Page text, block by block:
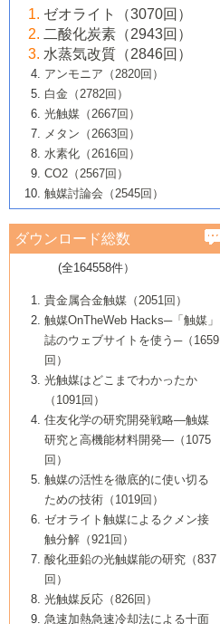
大学：オンライン・対面開催）
6号 メタン転換技術の最新動向
B号 第125回触媒討論会（2020年・工学
院大学）
5号 固体触媒による含窒素有機化合物変
換の最前線
6号 貴金属使用量低減に向けた自動車排
ガス浄化触媒の開発
B号 第123回触媒討論会（2019年・大阪
B号 第121回触媒討論会（2018年・東京
大学）
5号 水素のふるまいを解き明かす最先端
研究
6号 低級アルカンの有効利用のための触
媒技術
B号 第119回触媒討論会（2017年・首都
大学東京）
媒技術
3号 触媒研究の最先端～とびたて若き研究
者たち～（1）
4号 触媒研究の最先端～とびたて若き研究
者たち～（2）
5号 触媒研究の最先端～とびたて若き研究
者たち～（3）
6号 イオニクス材料と燃料電池・電解合成
の最新の研究動向
B号 第117回触媒討論会（2016年・大阪府
立大学）
2号 石油精製用触媒の最近の進展
3号 固体酸化物形燃料電池（SOFC）におけ
るアノード触媒上での燃料直接改質技術
4号 コアシェル構造の制御による触媒機能
5号 工業触媒およびその周辺技術の最近の
進歩
6号 ナノシート
B号 第115回触媒討論会（2015年・成蹊大
2号 光触媒反応機構に関する最新の研究動
向
開発動向
4号 人工光合成に向けた近年のアプローチ
5号 未利用熱エネルギーの有効活用に貢献
する触媒技術
6号 ポリオキソメタレート
B号 第113回触媒討論会（2014年・ロワジ
ールホテル豊橋）
1号 高耐久性燃料電池システム用触媒にお
ける新展開
2号 リビングラジカル重合の最近の動向
3号 天然ガスの化学工業的展開に関する触
媒技術
4号 貴金属触媒の精密構造制御とその活用
5号 バイオマス化成品製造のための固体触
6号 ナノ空間─吸着状態解析から新機能開拓
B号 第111回触媒討論会（2013年・関西大
▼54巻（2012年）
1号 規則性多孔体の利用技術における最近
の進歩
2号 第109回触媒討論会
3号 貴金属低減技術の最新動向
4号 貴金属代替技術の最新動向
5号 光触媒による物質変換反応の新展開
6号 グラフェン
7号 水素を利用する化成品合成の新潮流
▼53巻（2011年）
1号 金属学から見る合金触媒の新展開
2号 第107回触媒討論会
3号 触媒のその場観察法の進歩（１）
4号 触媒のその場観察法の進歩（２）
5号 不活性結合の触媒的活性化による有機
合成
6号 新しい固体酸触媒技術
7号 ゼオライト合成における最近の進歩
▼52巻（2010年）
1号 触媒の劣化対策と長寿命触媒開発
2号 第105回触媒討論会
3号 ナノ構造が拓く新機能
4号 活性サイトおよびその環境の精密な設
計による触媒の高機能化
5号 触媒を有効に使うための技術
7号 有機分子触媒による精密有機合成
8号 高機能化ポリオレフィンに向けた重合
触媒の最近の進展
1号 炭素材料－熱い注目を集める材料－
2号 第103回触媒討論会
3号 環境浄化用光触媒の現状と課題
4号 水素社会の実現に向けた水素製造・貯
蔵技術の進歩
5号 CO2が関わる触媒・材料
7号 持続可能社会実現のための触媒および
触媒関連技術
▼50巻（2008年）
1号 触媒化学と学会のこの10年，半世紀，
そして未来
2号 第101回触媒討論会
4号 錯体を利用したユニークな表面構造の
構築と機能
5号 若手会員による触媒研究の未来展望1：
企業編
6号 第102回触媒討論会
7号 触媒・化学反応における計算化学の進
8号 若手研究者による触媒研究の未来展望
2：大学・研究所編
▼49巻（2007年）
1号 含フッ素化合物の合成と触媒
2号 第99回触媒討論会
3号 実用的ファインケミカル合成プロセス
を実現する触媒
5号 こんな物質，あんな物質―新たな触媒
の可能性―
7号 『結晶の化学』を活かした触媒研究
8号 イオン液体の応用
▼48巻（2006年）
1号 固体酸触媒の最近の進歩
2号 第97回触媒討論会
3号 リビング重合触媒の最近の展開
5号 水素製造・貯蔵のための触媒技術の新
しい展開
6号 第98回触媒討論会
7号 基礎化学品製造の触媒技術
8号 多機能型リアクター
1号 最近の触媒担体とその効果
2号 第95回触媒討論会
4号 水分解用光触媒材料
5号 時間分解分光の進歩と応用
6号 第96回触媒討論会
8号 超臨界流体を用いた化学プロセスの新
▼46巻（2004年）
1号 部分酸化反応触媒の最前線
2号 第93回触媒討論会
3号 特殊エネルギー場の触媒反応
4号 生体内における金属の触媒作用
5号 ファインケミカルズの展開に寄与する
6号 第94回触媒討論会
7号 サブナノレベルでみた新しい表面現象
8号 オレフィン重合触媒の新たな展
▼45巻（2003年）
1号 なぜこの触媒が良いのか？
2号 第91回触媒討論会
3号 最近の自動車排ガス処理技術
4号 触媒研究の現状と将来─第90回触媒討論
5号 基礎化学品製造の触媒技術
6号 第92回触媒討論会
7号 基礎化学品製造の触媒技術
8号 資源の循環と触媒技術
▼44巻（2002年）
1号 高次制御された触媒の化学
2号 第89回触媒討論会
3号 触媒を利用した電気化学の新展開
4号 ナノ材料の調製と機能化
5号 こんな触媒が欲しい
6号 第90回触媒討論会
7号 触媒研究と学術雑誌/情報
8号 若い世代からみた触媒化学の現状と未
▼43巻（2001年）
1号 グリーンケミストリーと触媒
2号 第87回触媒討論会特集号
3号 生体触媒とバイオプロセス
4号 水素製造・利用の触媒化学
5号 触媒研究における新しい切り口：コン
ビナトリアルケミストリー
6号 第88回触媒討論会特集号
7号 企業における触媒研究のブレークスル
8号 この材料を触媒として使ってみません
▼42巻（2000年）
1号 触媒反応工学の明日を拓く
2号 第85回触媒討論会
3号 反応ダイナミクス
5号 触媒のおもしろさをどのように伝える
6号 第86回触媒討論会
7号 水素化精製触媒の新しい展開
8号 新しい反応性と機能性を目指した金属
クラスタ-化学
▼41巻（1999年）
1号 孔、穴、あな?-特異な空間とその利用-
2号 第83回触媒討論会
3号 均一系触媒反応最前線
4号 実用炭素材料の新展開
5号 研究の方法論を考える
7号 機能性金属材料と触媒
8号 触媒研究へのNMRの応用と展望
▼40巻（1998年）
進展と21世紀への提言/創立40周年記念・触
媒学会この10年の歩みとこれから/創立40周
2号 第81回触媒討論会
3号 計算機触媒化学へのさそい
4号 触媒劣化の制御と予測
5号 最新の実用プロセスと触媒
6号 第82回触媒討論会
1号 均一系と不均一系触媒反応-その特徴と
接点
2号 第79回触媒討論会
3号 最新NO除去触媒の実用化研究
4号 新しい反応場を目指した触媒調製
5号 反応・分離技術の新しい展開
6号 第80回触媒討論会
▼38巻（1996年）
1号 触媒の構造と触媒作用/C1化学を中心と
する21世紀への触媒
3号 オリンピックメダル:金・銀・銅はどん
な触媒作用を示すか
4号 触媒作用における機能の複合化
▼37巻（1995年）
1号 ファインケミカルズと固体触媒
2号 第75回触媒討論会
3号 希土類を利用した触媒
4号 触媒とリサイクル
5号 エネルギー変換触媒
▼36巻（1994年）
1号 電気化学と触媒
2号 第73回触媒討論会
3号 C4化学の展開
4号 《通常号》
▼35巻（1993年）
1号 工業触媒開発マニュアル―探索から工
業化まで
2号 第71回触媒討論会
▼34巻（1992年）
1号 インパクトを与えたこの研究
2号 第69回触媒討論会
▼33巻（1991年）
1号 触媒プロセス開発マニュアル―探索か
▼32巻（1990年）
ゼオライト（3070回）
二酸化炭素（2943回）
水蒸気改質（2846回）
アンモニア（2820回）
白金（2782回）
光触媒（2667回）
メタン（2663回）
水素化（2616回）
CO2（2567回）
触媒討論会（2545回）
ダウンロード総数
(全164558件）
貴金属合金触媒（2051回）
触媒OnTheWeb Hacks─「触媒」
誌のウェブサイトを使う─（1659
回）
光触媒はどこまでわかったか
（1091回）
住友化学の研究開発戦略―触媒
研究と高機能材料開発―（1075
回）
触媒の活性を徹底的に使い切る
ための技術（1019回）
ゼオライト触媒によるクメン接
触分解（921回）
酸化亜鉛の光触媒能の研究（837
回）
光触媒反応（826回）
急速加熱急速冷却法による十面